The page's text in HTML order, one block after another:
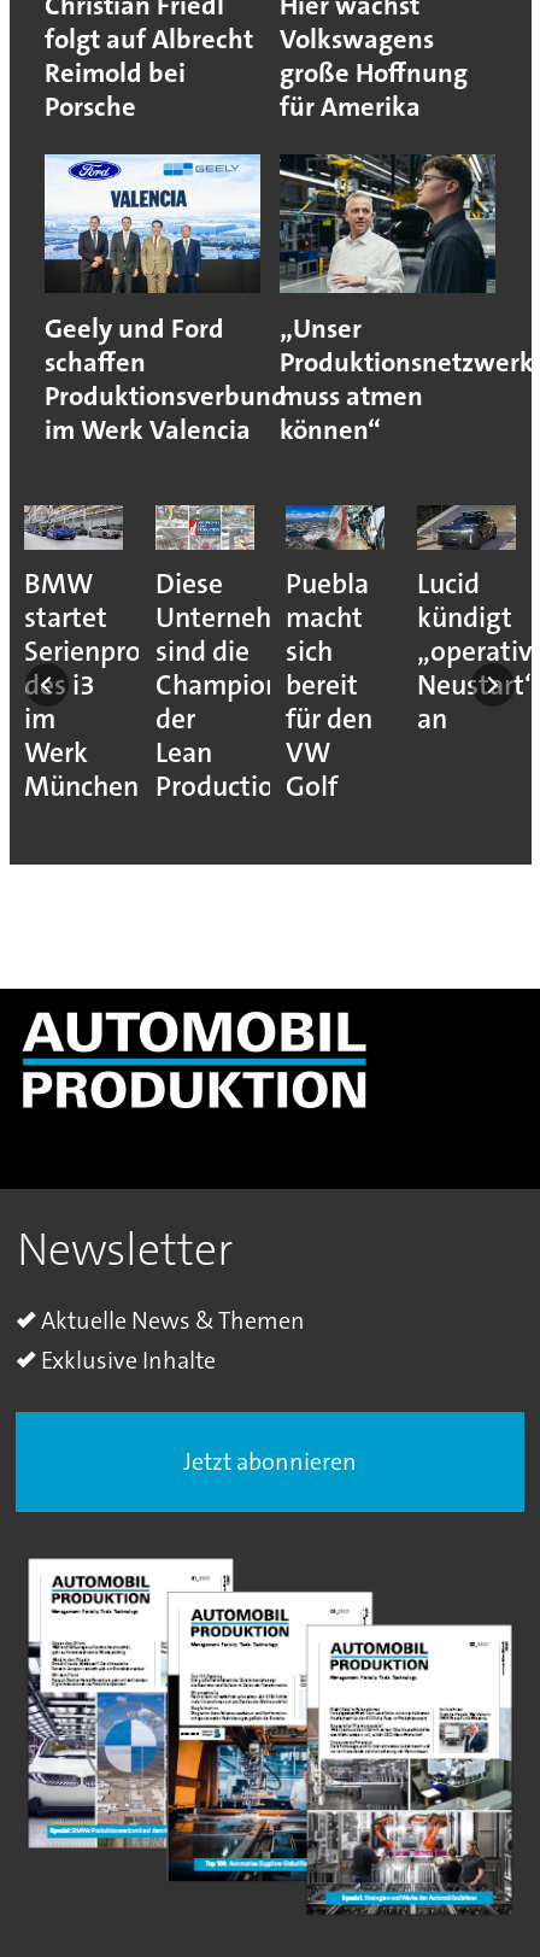
folgt auf Albrecht
Reimold bei
Porsche
Volkswagens
große Hoffnung
für Amerika
Geely und Ford
schaffen
Produktionsverbund
im Werk Valencia
„Unser
Produktionsnetzwerk
muss atmen
können“
BMW
startet
Serienproduktion
des i3
im
Werk
München
Diese
Unternehmen
sind die
Champions
der
Lean
Production
Puebla
macht
sich
bereit
für den
VW
Golf
Lucid
kündigt
Neustart“
an
Newsletter
Aktuelle News & Themen
Exklusive Inhalte
Jetzt abonnieren